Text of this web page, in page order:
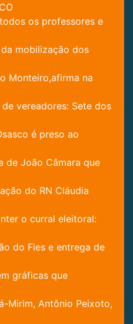
os professores e
da mobilização dos
Monteiro,afirma na
vereadores: Sete dos
é preso ao
de João Câmara que
do RN Cláudia
o curral eleitoral:
do Fies e entrega de
gráficas que
Mirim, Antônio Peixoto,